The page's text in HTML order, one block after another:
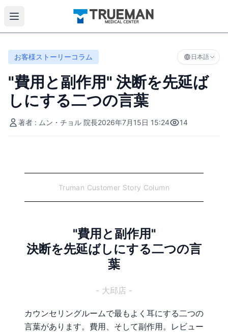
お客様ストーリーコラム 日本語
"費用と副作用" 決断を先延ば
しにする二つの言葉
著者 : ムン・チョル 院長2026年7月15日 15:24 14
Truman Customer Story Column
"費用と副作用"
決断を先延ばしにする二つの言
葉
- 大邱店 -
カウンセリングルームで最もよく耳にする二つの
言葉があります。費用、そして副作用。レビュー